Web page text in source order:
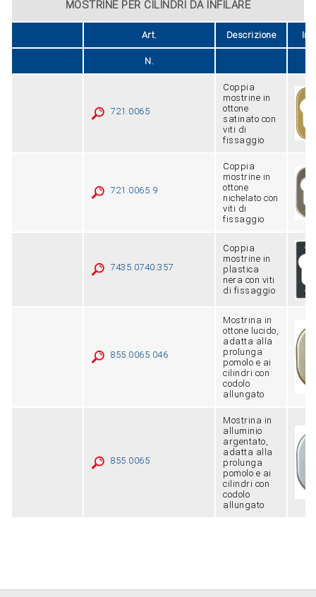
MOSTRINE PER CILINDRI DA INFILARE
Art. Descrizione
N.
721.0065
Coppia
mostrine in
ottone
satinato con
viti di
fissaggio
721.0065.9
Coppia
mostrine in
ottone
nichelato con
viti di
fissaggio
7435.0740.357
Coppia
mostrine in
plastica
nera con viti
di fissaggio
855.0065.046
Mostrina in
ottone lucido,
adatta alla
prolunga
pomolo e ai
cilindri con
codolo
allungato
855.0065
Mostrina in
alluminio
argentato,
adatta alla
prolunga
pomolo e ai
cilindri con
codolo
allungato